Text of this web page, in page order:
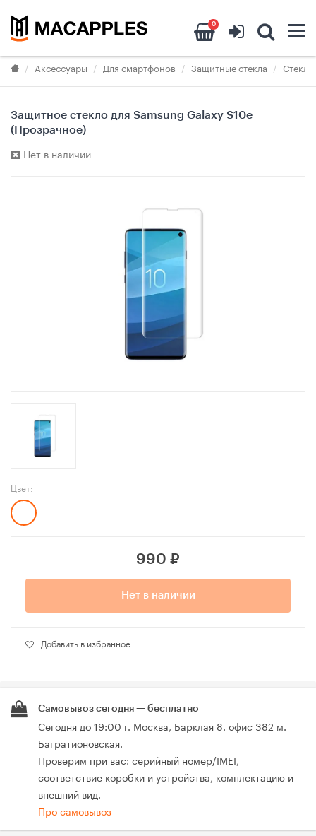
0
Аксессуары Для смартфонов Защитные стекла
Защитное стекло для Samsung Galaxy S10e
(Прозрачное)
Нет в наличии
Цвет:
990 ₽
Нет в наличии
Добавить в избранное
Самовывоз сегодня — бесплатно
Сегодня до 19:00 г. Москва, Барклая 8. офис 382 м.
Багратионовская.
Проверим при вас: серийный номер/IMEI,
соответствие коробки и устройства, комплектацию и
внешний вид.
Про самовывоз